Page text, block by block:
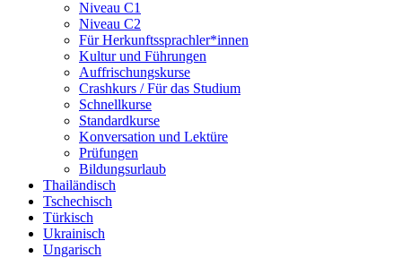
Niveau C1
Niveau C2
Für Herkunftssprachler*innen
Kultur und Führungen
Auffrischungskurse
Crashkurs / Für das Studium
Schnellkurse
Standardkurse
Konversation und Lektüre
Prüfungen
Bildungsurlaub
Thailändisch
Tschechisch
Türkisch
Ukrainisch
Ungarisch